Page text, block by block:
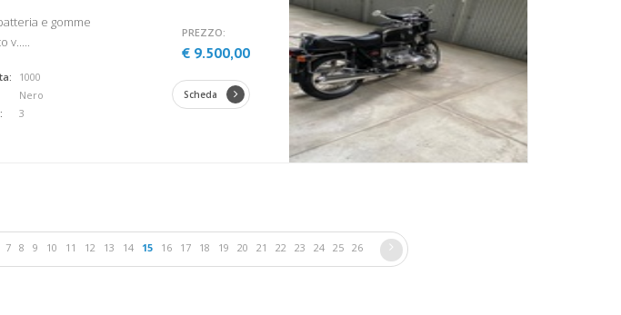
e gomme
v.....
1000
Nero
3
PREZZO:
€ 9.500,00
Scheda
7 8 9 10 11 12 13 14 15 16 17 18 19 20 21 22 23 24 25 26